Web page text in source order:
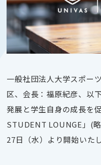
一般社団法人大学スポー
区、会長：福原紀彦、以
発展と学生自身の成長を
STUDENT LOUNGE」(
27日（水）より開始いた